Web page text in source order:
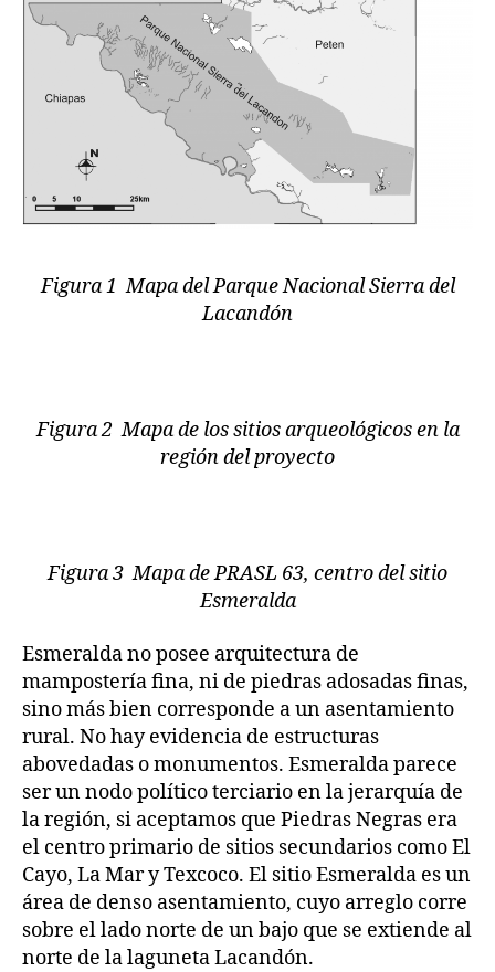
Figura 1 Mapa del Parque Nacional Sierra del
Lacandón
Figura 2 Mapa de los sitios arqueológicos en la
región del proyecto
Figura 3 Mapa de PRASL 63, centro del sitio
Esmeralda
Esmeralda no posee arquitectura de
mampostería fina, ni de piedras adosadas finas,
sino más bien corresponde a un asentamiento
rural. No hay evidencia de estructuras
abovedadas o monumentos. Esmeralda parece
ser un nodo político terciario en la jerarquía de
la región, si aceptamos que Piedras Negras era
el centro primario de sitios secundarios como El
Cayo, La Mar y Texcoco. El sitio Esmeralda es un
área de denso asentamiento, cuyo arreglo corre
sobre el lado norte de un bajo que se extiende al
norte de la laguneta Lacandón.